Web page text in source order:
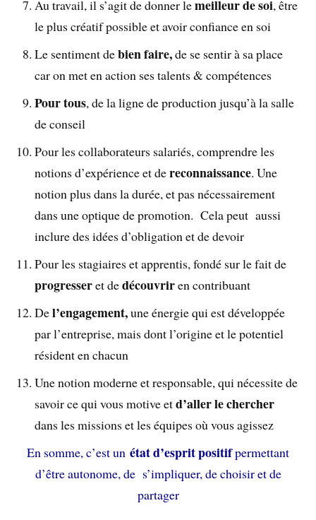
Au travail, il s’agit de donner lemeilleur de soi, être
le plus créatif possible et avoir confiance en soi
Le sentiment debien faire,de se sentir à sa place
car on met en action ses talents & compétences
Pour tous, de la ligne de production jusqu’à la salle
de conseil
Pour les collaborateurs salariés, comprendre les
notions d’expérience et dereconnaissance. Une
notion plus dans la durée, et pas nécessairement
dans une optique de promotion. Cela peut aussi
inclure des idées d’obligation et de devoir
Pour les stagiaires et apprentis, fondé sur le fait de
progresseret dedécouvriren contribuant
Del’engagement,une énergie qui est développée
par l’entreprise, mais dont l’origine et le potentiel
résident en chacun
Une notion moderne et responsable, qui nécessite de
savoir ce qui vous motive etd’aller le chercher
dans les missions et les équipes où vous agissez
En somme, c’est un état d’esprit positifpermettant
d’être autonome, de s’impliquer, de choisir et de
partager